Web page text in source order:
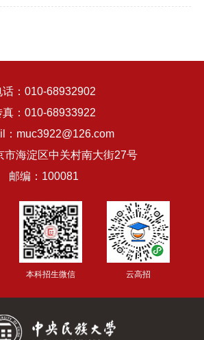
话：010-68932902
真：010-68933922
：muc3922@126.com
市海淀区中关村南大街27号
邮编：100081
本科招生微信 云高招